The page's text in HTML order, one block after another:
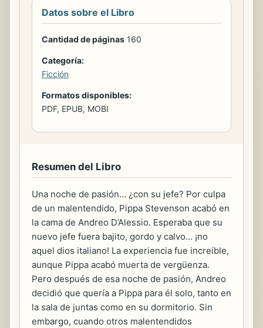
Datos sobre el Libro
Cantidad de páginas 160
Categoría:
Ficción
Formatos disponibles:
PDF, EPUB, MOBI
Resumen del Libro
Una noche de pasión… ¿con su jefe? Por culpa
de un malentendido, Pippa Stevenson acabó en
la cama de Andreo D’Alessio. Esperaba que su
nuevo jefe fuera bajito, gordo y calvo… ¡no
aquel dios italiano! La experiencia fue increíble,
aunque Pippa acabó muerta de vergüenza.
Pero después de esa noche de pasión, Andreo
decidió que quería a Pippa para él solo, tanto en
la sala de juntas como en su dormitorio. Sin
embargo, cuando otros malentendidos